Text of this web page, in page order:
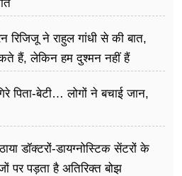
ने राहुल गांधी से की बात,
हैं, लेकिन हम दुश्मन नहीं हैं
पिता-बेटी… लोगों ने बचाई जान,
डॉक्टरों-डायग्नोस्टिक सेंटरों के
पर पड़ता है अ​तिरिक्त बोझ